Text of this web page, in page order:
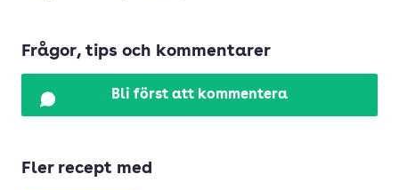
Frågor, tips och kommentarer
Bli först att kommentera
Fler recept med